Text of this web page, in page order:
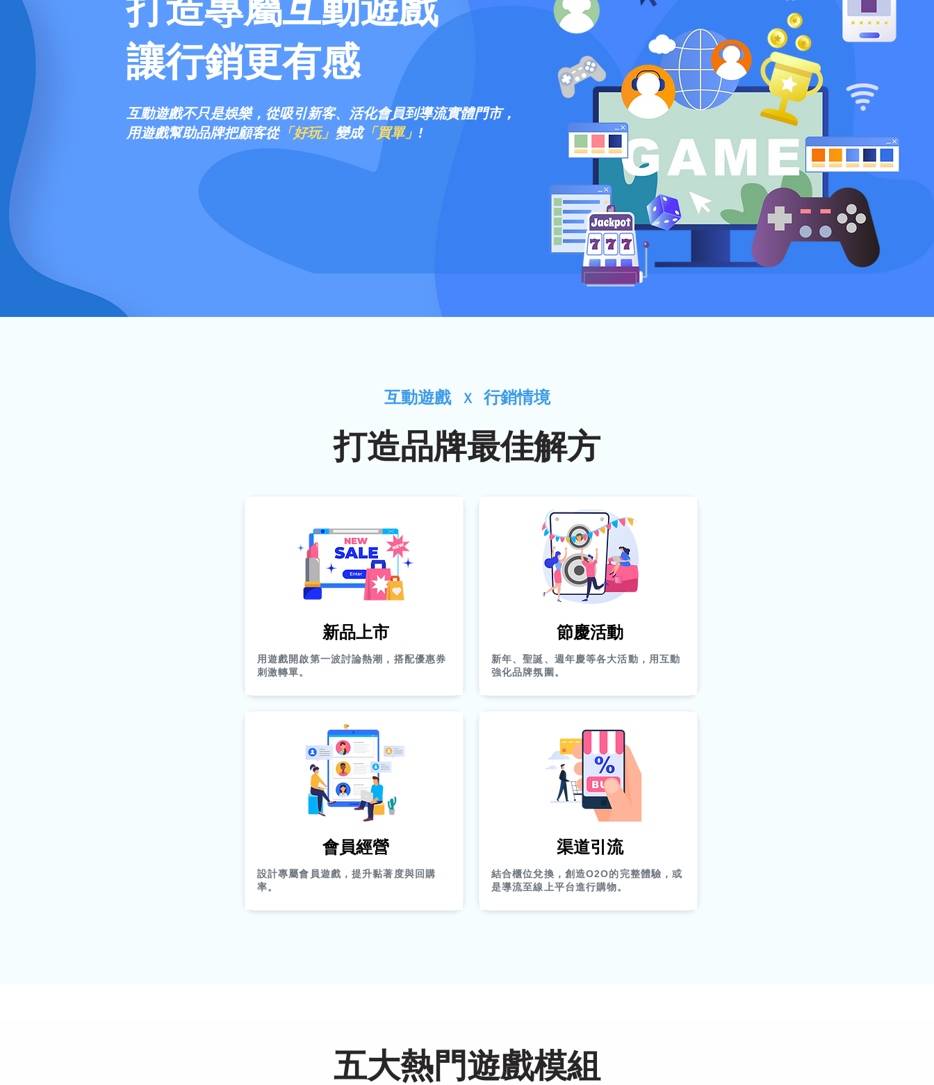
讓行銷更有感
互動遊戲不只是娛樂，從吸引新客、活化會員到導流實體門市，
用遊戲幫助品牌把顧客從「好玩」 變成「買單」 !
互動遊戲 Ｘ 行銷情境
打造品牌最佳解方
新品上市
用遊戲開啟第一波討論熱潮，搭配優惠券
刺激轉單。
會員經營
設計專屬會員遊戲，提升黏著度與回購
率。
節慶活動
新年、聖誕、週年慶等各大活動，用互動
強化品牌氛圍。
渠道引流
結合櫃位兌換，創造O2O的完整體驗，或
是導流至線上平台進行購物。
五大熱門遊戲模組